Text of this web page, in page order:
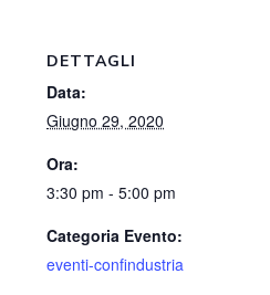
DETTAGLI
Data:
Giugno 29, 2020
Ora:
3:30 pm - 5:00 pm
Categoria Evento:
eventi-confindustria